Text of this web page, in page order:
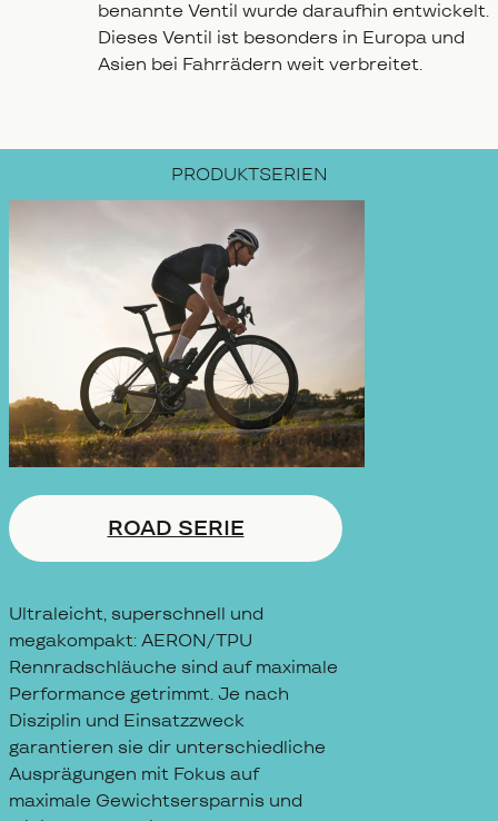
benannte Ventil wurde daraufhin entwickelt.
Dieses Ventil ist besonders in Europa und
Asien bei Fahrrädern weit verbreitet.
PRODUKTSERIEN
ROAD SERIE
Ultraleicht, superschnell und
megakompakt: AERON/TPU
Rennradschläuche sind auf maximale
Performance getrimmt. Je nach
Disziplin und Einsatzzweck
garantieren sie dir unterschiedliche
Ausprägungen mit Fokus auf
maximale Gewichtsersparnis und